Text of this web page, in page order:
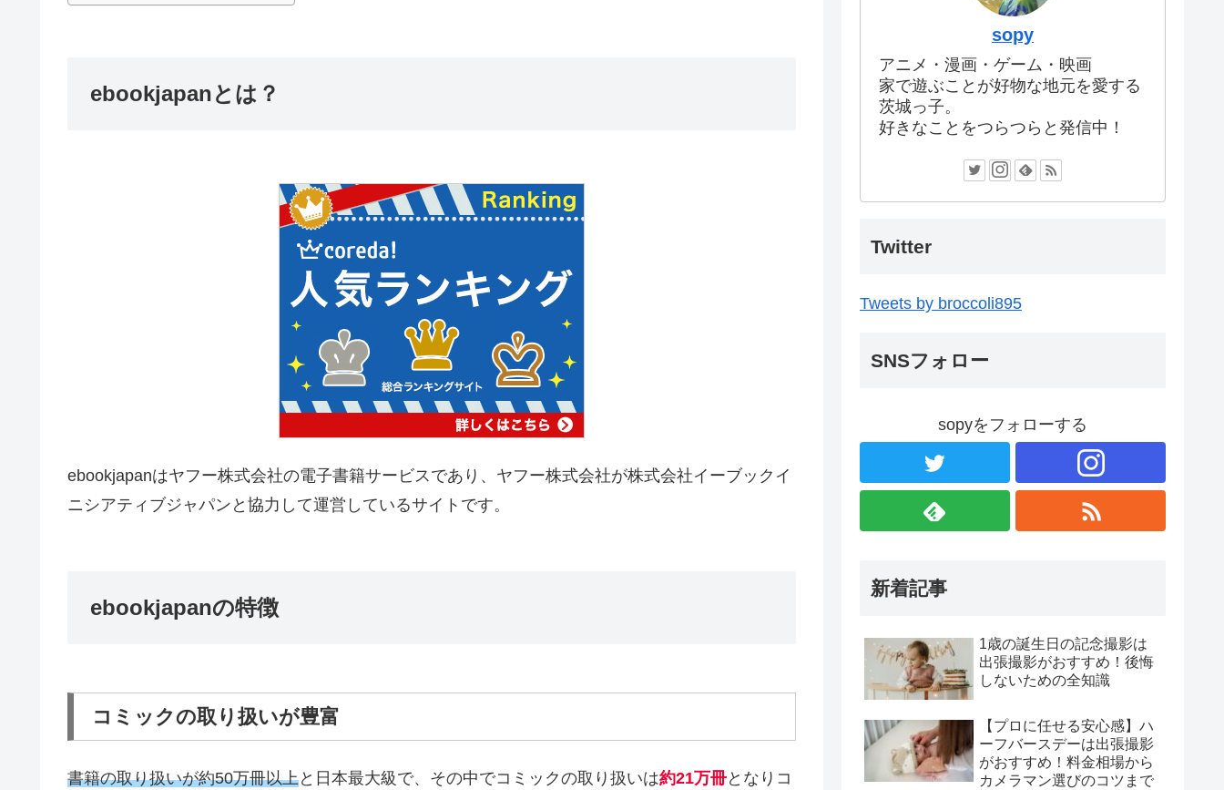
ebookjapanとは？
ebookjapanはヤフー株式会社の電子書籍サービスであり、ヤフー株式会社が株式会社イーブックイ
ニシアティブジャパンと協力して運営しているサイトです。
ebookjapanの特徴
コミックの取り扱いが豊富
書籍の取り扱いが約50万冊以上と日本最大級で、その中でコミックの取り扱いは約21万冊となりコ
sopy
アニメ・漫画・ゲーム・映画
家で遊ぶことが好物な地元を愛する
茨城っ子。
好きなことをつらつらと発信中！
Twitter
Tweets by broccoli895
SNSフォロー
sopyをフォローする
新着記事
1歳の誕生日の記念撮影は
出張撮影がおすすめ！後悔
しないための全知識
【プロに任せる安心感】ハ
ーフバースデーは出張撮影
がおすすめ！料金相場から
カメラマン選びのコツまで